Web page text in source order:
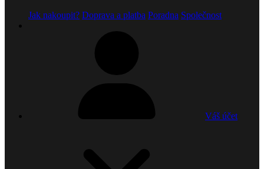
Jak nakoupit? Doprava a platba Poradna Společnost
Váš účet